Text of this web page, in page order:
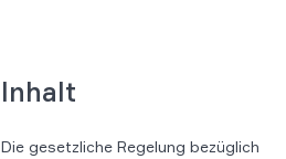
Inhalt
Die gesetzliche Regelung bezüglich